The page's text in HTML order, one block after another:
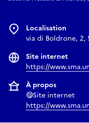
Localisation
via di Boldrone, 2,
Site internet
https://
À propos
Site internet
https://